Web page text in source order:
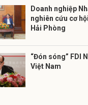
Doanh nghiệp
nghiên cứu cơ
Hải Phòng
“Đón sóng” FDI
Việt Nam